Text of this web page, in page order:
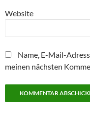
Website
Name, E-Mail-
meinen nächsten